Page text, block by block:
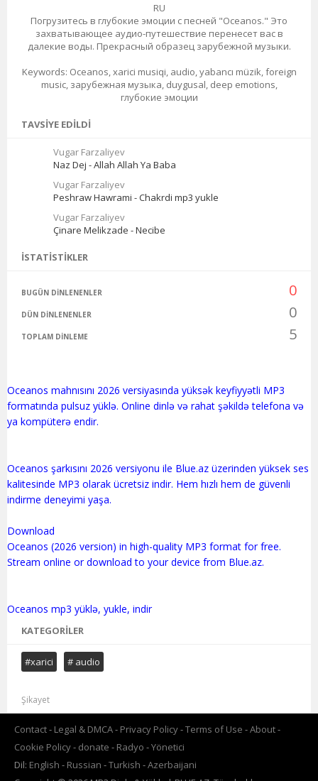
RU
Погрузитесь в глубокие эмоции с песней "Oceanos." Это
захватывающее аудио-путешествие перенесет вас в
далекие воды. Прекрасный образец зарубежной музыки.
Keywords: Oceanos, xarici musiqi, audio, yabancı müzik, foreign
music, зарубежная музыка, duygusal, deep emotions,
глубокие эмоции
TAVSIYE EDILDI
Vugar Farzaliyev
Naz Dej - Allah Allah Ya Baba
Vugar Farzaliyev
Peshraw Hawrami - Chakrdi mp3 yukle
Vugar Farzaliyev
Çinare Melikzade - Necibe
İSTATISTIKLER
BUGÜN DINLENENLER 0
DÜN DINLENENLER 0
TOPLAM DINLEME 5
Oceanos mahnısını 2026 versiyasında yüksək keyfiyyətli MP3
formatında pulsuz yüklə. Online dinlə və rahat şəkildə telefona və
ya kompüterə endir.
Oceanos şarkısını 2026 versiyonu ile Blue.az üzerinden yüksek ses
kalitesinde MP3 olarak ücretsiz indir. Hem hızlı hem de güvenli
indirme deneyimi yaşa.
Download
Oceanos (2026 version) in high-quality MP3 format for free.
Stream online or download to your device from Blue.az.
KATEGORILER
#xarici # audio
Şikayet
Contact Legal & DMCA Privacy Policy Terms of Use
About
Cookie Policy
donate Radyo
Yönetici
Dil: English Russian Turkish
Azerbaijani